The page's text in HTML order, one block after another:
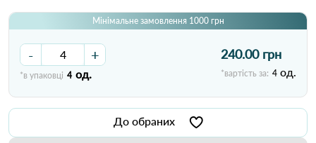
Мінімальне замовлення 1000 грн
- +
*в упаковці 4 од.
240.00 грн
*вартість за: 4 од.
До обраних